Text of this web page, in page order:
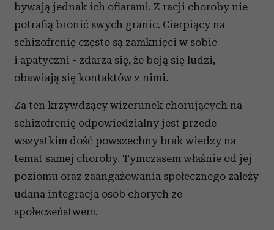
bywają jednak ich ofiarami. Z racji choroby nie
potrafią bronić swych granic. Cierpiący na
schizofrenię często są zamknięci w sobie
i apatyczni - zdarza się, że boją się ludzi,
obawiają się kontaktów z nimi.
Za ten krzywdzący wizerunek chorujących na
schizofrenię odpowiedzialny jest przede
wszystkim dość powszechny brak wiedzy na
temat samej choroby. Tymczasem właśnie od jej
poziomu oraz zaangażowania społecznego zależy
udana integracja osób chorych ze
społeczeństwem.